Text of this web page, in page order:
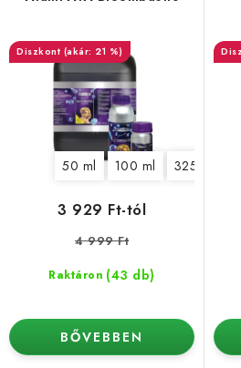
l
i
r
e
(akár: 21 %)
50 ml 100 ml 325 ml
Raktáron (43 db)
3 929 Ft-tól
4 999 Ft
BŐVEBBEN